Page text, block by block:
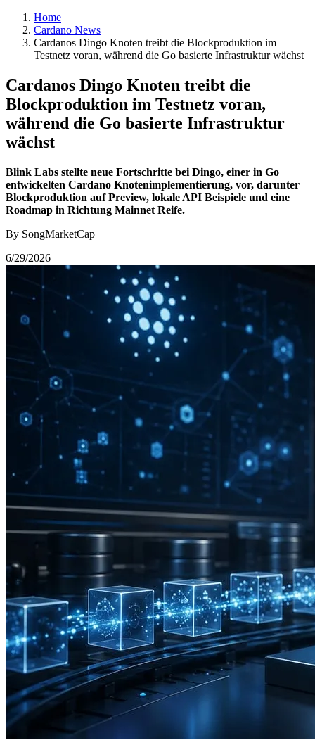
Home
Cardano News
Cardanos Dingo Knoten treibt die Blockproduktion im
Testnetz voran, während die Go basierte Infrastruktur wächst
Cardanos Dingo Knoten treibt die
Blockproduktion im Testnetz voran,
während die Go basierte Infrastruktur
wächst
Blink Labs stellte neue Fortschritte bei Dingo, einer in Go
entwickelten Cardano Knotenimplementierung, vor, darunter
Blockproduktion auf Preview, lokale API Beispiele und eine
Roadmap in Richtung Mainnet Reife.
By SongMarketCap
6/29/2026